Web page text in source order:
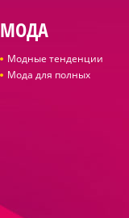
МОДА
Модные тенденции
Мода для полных